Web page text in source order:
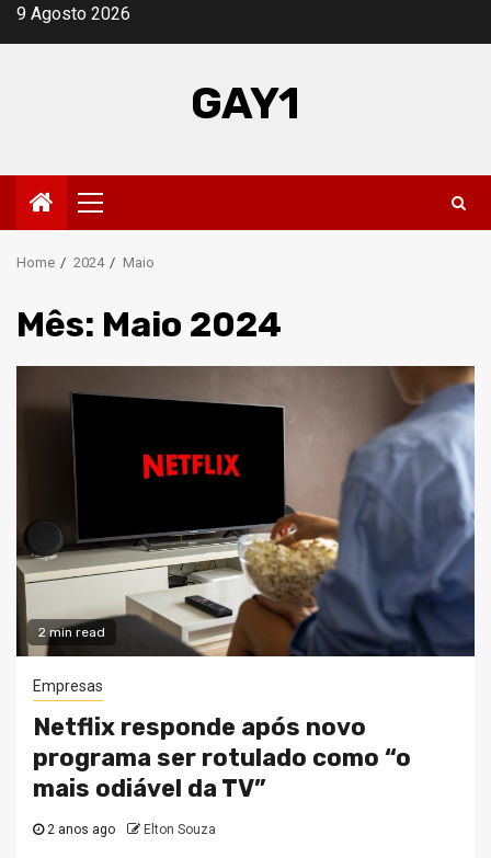
Skip9 Agosto 2026
GAY1
Primary
Menu
Home 2024 Maio
Mês: Maio 2024
2 min read
Empresas
Netflix responde após novo
programa ser rotulado como “o
mais odiável da TV”
2 anos ago Elton Souza